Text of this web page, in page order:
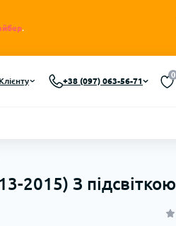
.
Клієнту +38 (097) 063-56-71
0
2015) З підсвіткою